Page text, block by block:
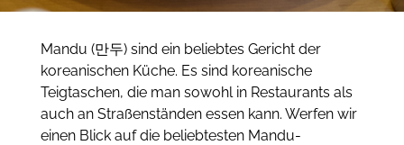
Mandu (만두) sind ein beliebtes Gericht der
koreanischen Küche. Es sind koreanische
Teigtaschen, die man sowohl in Restaurants als
auch an Straßenständen essen kann. Werfen wir
einen Blick auf die beliebtesten Mandu-